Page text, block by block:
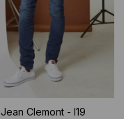
Jean Clemont - I19